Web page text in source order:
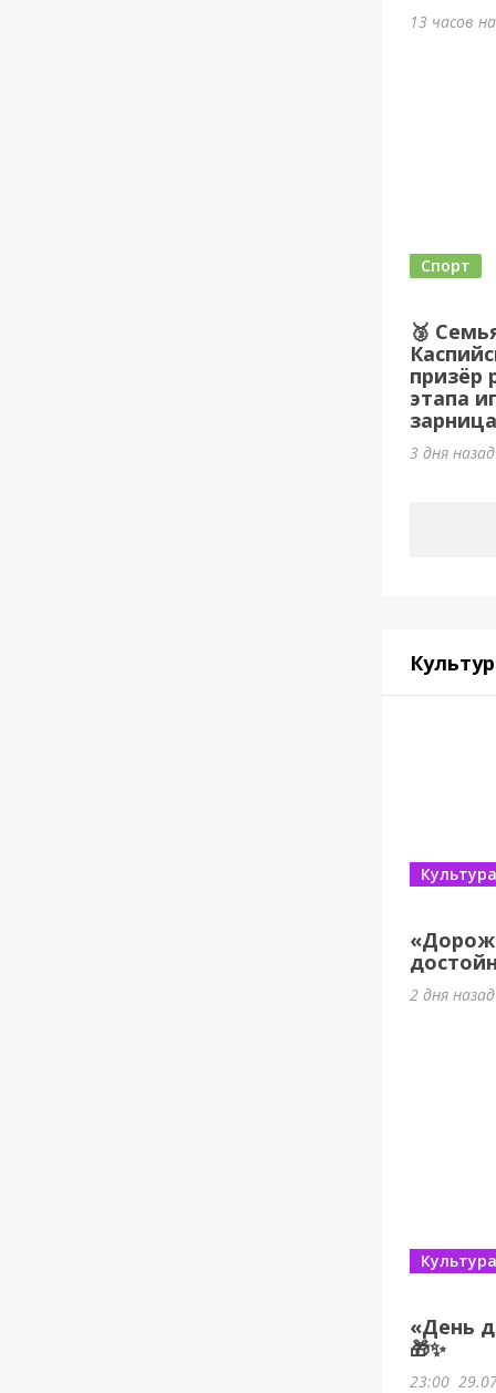
13 часов
🥉
призёр
этапа
Спорт
3 дня
Культура
2 дня
«День
🎁✨
Культура
23:00